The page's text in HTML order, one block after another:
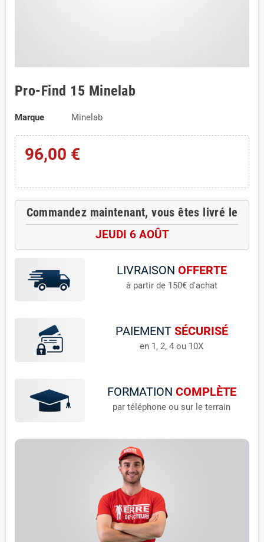
Pro-Find 15 Minelab
Marque Minelab
96,00 €
Commandez maintenant, vous êtes livré le
JEUDI 6 AOÛT
LIVRAISON OFFERTE
à partir de 150€ d'achat
PAIEMENT SÉCURISÉ
en 1, 2, 4 ou 10X
FORMATION COMPLÈTE
par téléphone ou sur le terrain